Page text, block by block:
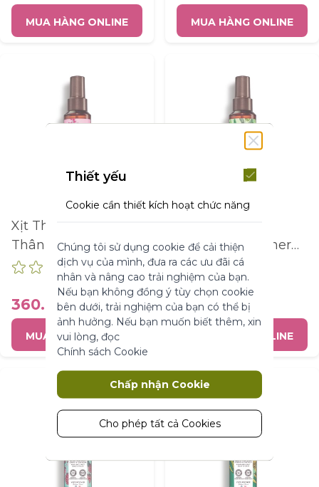
MUA HÀNG ONLINE MUA HÀNG ONLINE
Xịt Thơm Toàn
Thân Yves Rocher
Hương Hoa Cỏ Body
Mist Meadow
Flower & Heather
100ML
360.000 ₫
MUA HÀNG ONLINE
Thân Yves Rocher
Hương Oliu Body
Mist Olive 100ML
360.000 ₫
MUA HÀNG ONLINE
Thiết yếu
Cookie cần thiết kích hoạt chức năng
thể hoạt động bình thường. Chúng
giúp làm cho một trang web có thể sử
dụng được bằng cách kích hoạt chức
năng cơ bản.
Thông số sản phẩm
Cookie tiếp thị được sử dụng để theo
dõi và thu thập các hành động của
khách truy cập trên trang web. Cookie
lưu trữ dữ liệu người dùng và thông tin
cáo nhắm mục tiêu đến nhiều nhóm
đối tượng hơn. Ngoài ra, trải nghiệm
Chúng tôi sử dụng cookie để cải thiện
dịch vụ của mình, đưa ra các ưu đãi cá
nhân và nâng cao trải nghiệm của bạn.
Nếu bạn không đồng ý tùy chọn cookie
bên dưới, trải nghiệm của bạn có thể bị
ảnh hưởng. Nếu bạn muốn biết thêm, xin
vui lòng, đọc
Chính sách Cookie
Chấp nhận Cookie
Cho phép tất cả Cookies